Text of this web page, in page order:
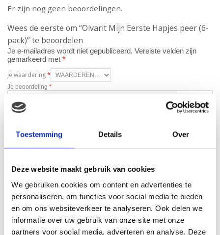
Toestemming Details Over
Deze website maakt gebruik van cookies
We gebruiken cookies om content en advertenties te
personaliseren, om functies voor social media te bieden
en om ons websiteverkeer te analyseren. Ook delen we
informatie over uw gebruik van onze site met onze
partners voor social media, adverteren en analyse. Deze
Er zijn nog geen beoordelingen.
Wees de eerste om “Olvarit Mijn Eerste Hapjes peer (6-
pack)” te beoordelen
Je e-mailadres wordt niet gepubliceerd. Vereiste velden zijn
gemarkeerd met *
Je waardering*
Je beoordeling *
Naam*
E-mail